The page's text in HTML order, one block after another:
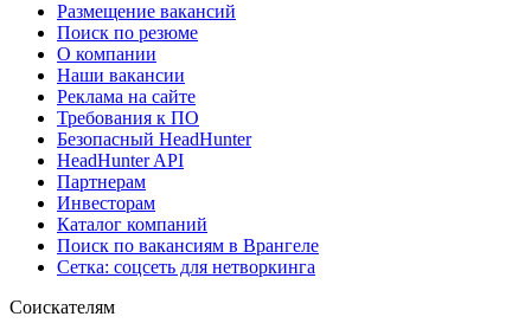
Размещение вакансий
Поиск по резюме
О компании
Наши вакансии
Реклама на сайте
Требования к ПО
Безопасный HeadHunter
HeadHunter API
Партнерам
Инвесторам
Каталог компаний
Поиск по вакансиям в Врангеле
Сетка: соцсеть для нетворкинга
Соискателям